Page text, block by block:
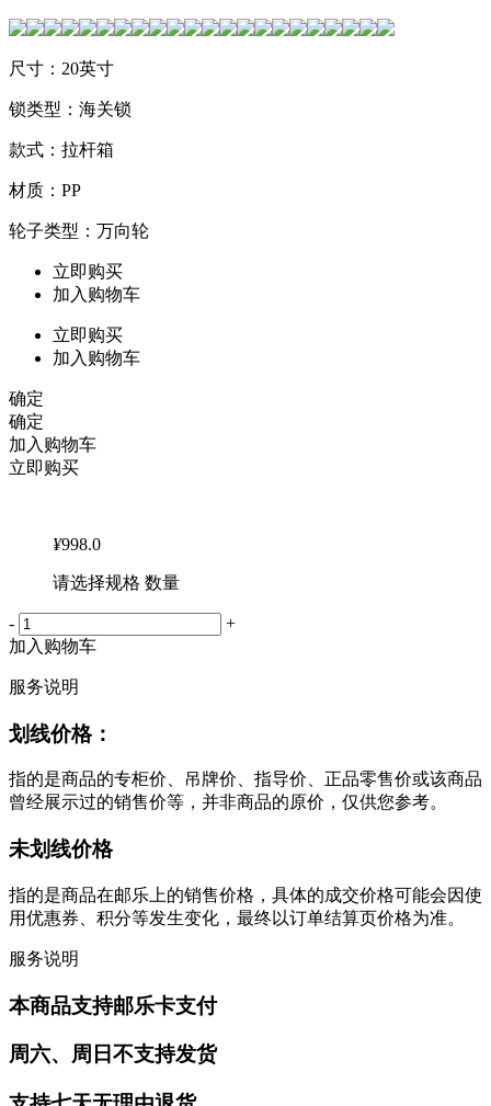
尺寸：20英寸
锁类型：海关锁
款式：拉杆箱
材质：PP
轮子类型：万向轮
立即购买
加入购物车
立即购买
加入购物车
确定
确定
加入购物车
立即购买
¥998.0
请选择规格 数量
-
+
加入购物车
服务说明
划线价格：
指的是商品的专柜价、吊牌价、指导价、正品零售价或该商品
曾经展示过的销售价等，并非商品的原价，仅供您参考。
未划线价格
指的是商品在邮乐上的销售价格，具体的成交价格可能会因使
用优惠券、积分等发生变化，最终以订单结算页价格为准。
服务说明
本商品支持邮乐卡支付
周六、周日不支持发货